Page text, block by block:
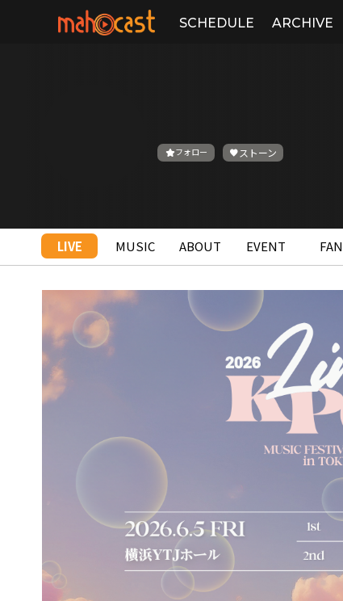
SCHEDULE ARCHIVE
フォロー ストーン
LIVE MUSIC ABOUT EVENT FAN